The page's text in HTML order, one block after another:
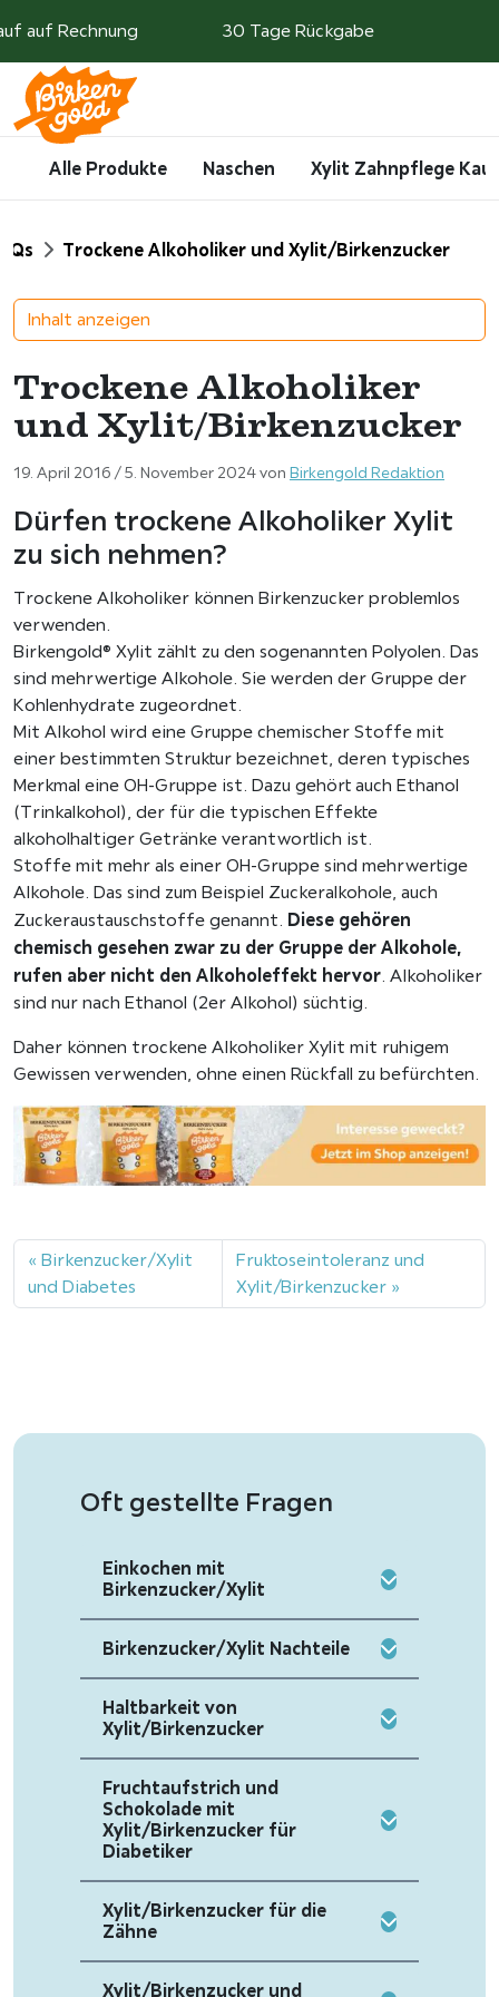
auf Rechnung 30 Tage Rückgabe
Alle Produkte Naschen Xylit Zahnpflege
Trockene Alkoholiker und Xylit/Birkenzucker
Trockene Alkoholiker
und Xylit/Birkenzucker
19. April 2016 /5. November 2024von Birkengold Redaktion
Dürfen trockene Alkoholiker Xylit
zu sich nehmen?
Trockene Alkoholiker können Birkenzucker problemlos
verwenden.
Birkengold® Xylit zählt zu den sogenannten Polyolen. Das
sind mehrwertige Alkohole. Sie werden der Gruppe der
Kohlenhydrate zugeordnet.
Mit Alkohol wird eine Gruppe chemischer Stoffe mit
einer bestimmten Struktur bezeichnet, deren typisches
Merkmal eine OH-Gruppe ist. Dazu gehört auch Ethanol
(Trinkalkohol), der für die typischen Effekte
alkoholhaltiger Getränke verantwortlich ist.
Stoffe mit mehr als einer OH-Gruppe sind mehrwertige
Alkohole. Das sind zum Beispiel Zuckeralkohole, auch
Zuckeraustauschstoffe genannt. Diese gehören
chemisch gesehen zwar zu der Gruppe der Alkohole,
rufen aber nicht den Alkoholeffekt hervor. Alkoholiker
sind nur nach Ethanol (2er Alkohol) süchtig.
Daher können trockene Alkoholiker Xylit mit ruhigem
Gewissen verwenden, ohne einen Rückfall zu befürchten.
Birkenzucker/Xylit
und Diabetes
Fruktoseintoleranz und
Xylit/Birkenzucker
Inhalt anzeigen
Oft gestellte Fragen
Einkochen mit
Birkenzucker/Xylit
Birkenzucker/Xylit Nachteile
Haltbarkeit von
Xylit/Birkenzucker
Fruchtaufstrich und
Schokolade mit
Xylit/Birkenzucker für
Diabetiker
Xylit/Birkenzucker für die
Zähne
Xylit/Birkenzucker und